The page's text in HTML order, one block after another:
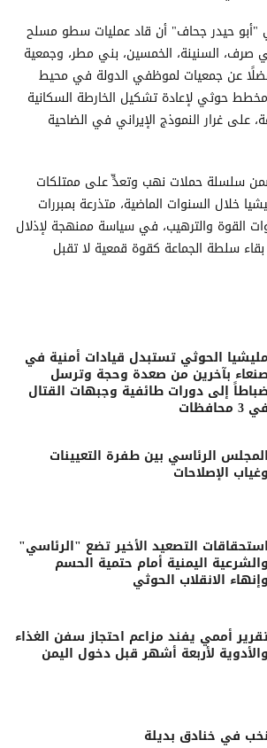
"أبو حيدر جحاف" أن قاد عمليات سطو مسلح
السنينة، الخمسين، بني مطر، وجمعية
فضلًا عن جمعيات لموظفي الدولة في محيط
حوثي لإعادة تشكيل الخارطة السكانية
على غرار النموذج الإيراني في الضاحية
سلسلة حملات نهب وتعدٍّ على ممتلكات
خلال السنوات الماضية، متذرعة بمبررات
القوة والترهيب، في سياسة ممنهجة لإذلال
بقاء سلطة الجماعة كقوة قمعية لا تقبل
مليشيا الحوثي تستبدل قيادات أمنية في
صنعاء بآخرين من صعدة وحجة وترسل
ضباطاً إلى دورات طائفية وجبهات القتال
في 3 محافظات
المجلس الرئاسي بين طفرة التعيينات
وغياب الإصلاحات
استحقاقات التصعيد الأخير تضع "الرئاسي"
والشرعية اليمنية أمام حتمية الحسم
وإنهاء الانقلاب الحوثي
أممي يفند مزاعم احتجاز سفن الغذاء
والأدوية لأربعة أشهر قبل دخول اليمن
نخب في خنادق بديلة